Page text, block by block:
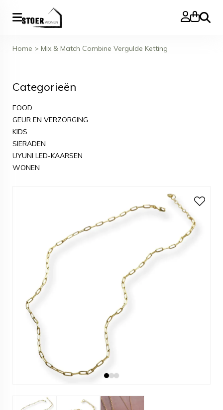
Zoeken
Home > Mix & Match Combine Vergulde Ketting
Categorieën
FOOD
GEUR EN VERZORGING
KIDS
SIERADEN
UYUNI LED-KAARSEN
WONEN